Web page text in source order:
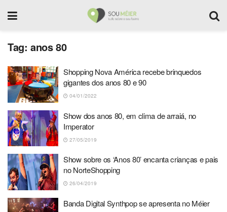
Tag: anos 80
Shopping Nova América recebe brinquedos
gigantes dos anos 80 e 90
04/01/2022
Show dos anos 80, em clima de arraiá, no
Imperator
27/05/2019
Show sobre os ‘Anos 80’ encanta crianças e pais
no NorteShopping
26/04/2019
Banda Digital Synthpop se apresenta no Méier